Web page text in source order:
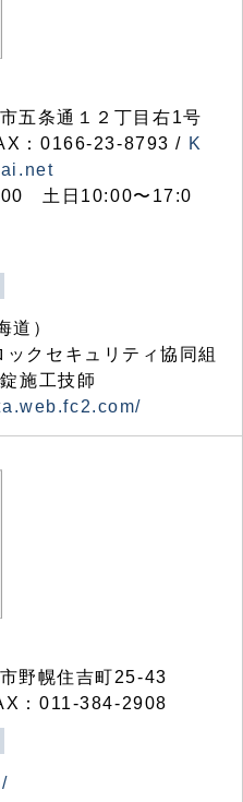
五条通１２丁目右1号
：0166-23-8793 / K
土日10:00〜17:0
道）
クセキュリティ協同組
施工技師
野幌住吉町25-43
：011-384-2908